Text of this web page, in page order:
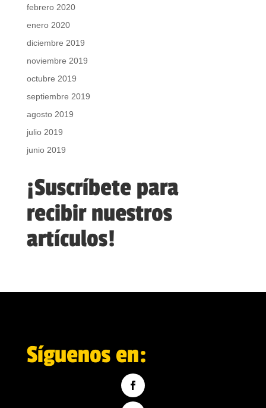
febrero 2020
enero 2020
diciembre 2019
noviembre 2019
octubre 2019
septiembre 2019
agosto 2019
julio 2019
junio 2019
¡Suscríbete para
recibir nuestros
artículos!
Síguenos en: